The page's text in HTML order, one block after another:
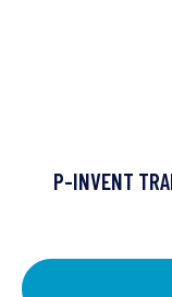
P-INVENT